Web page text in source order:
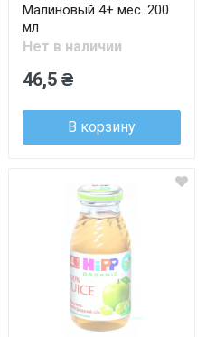
Малиновый 4+ мес. 200
мл
Нет в наличии
46,5 ₴
В корзину